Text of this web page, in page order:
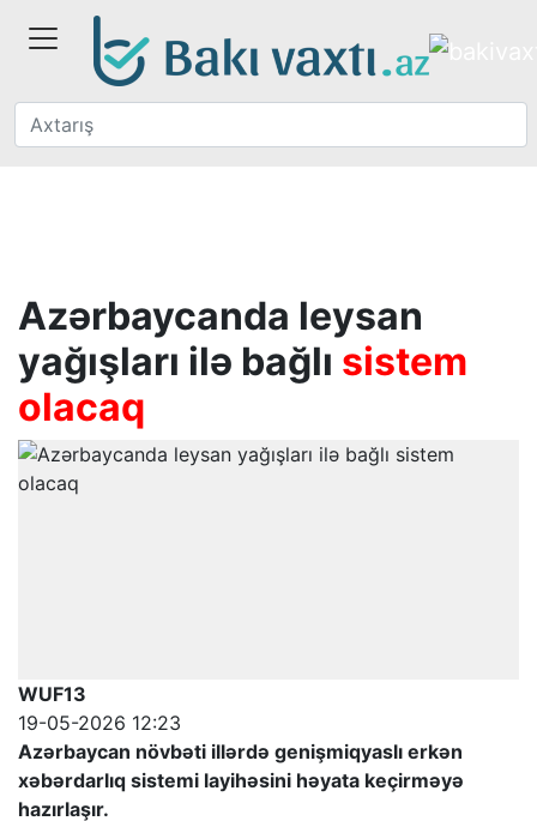
Azərbaycanda leysan
yağışları ilə bağlı sistem
olacaq
WUF13
19-05-2026 12:23
Azərbaycan növbəti illərdə genişmiqyaslı erkən
xəbərdarlıq sistemi layihəsini həyata keçirməyə
hazırlaşır.